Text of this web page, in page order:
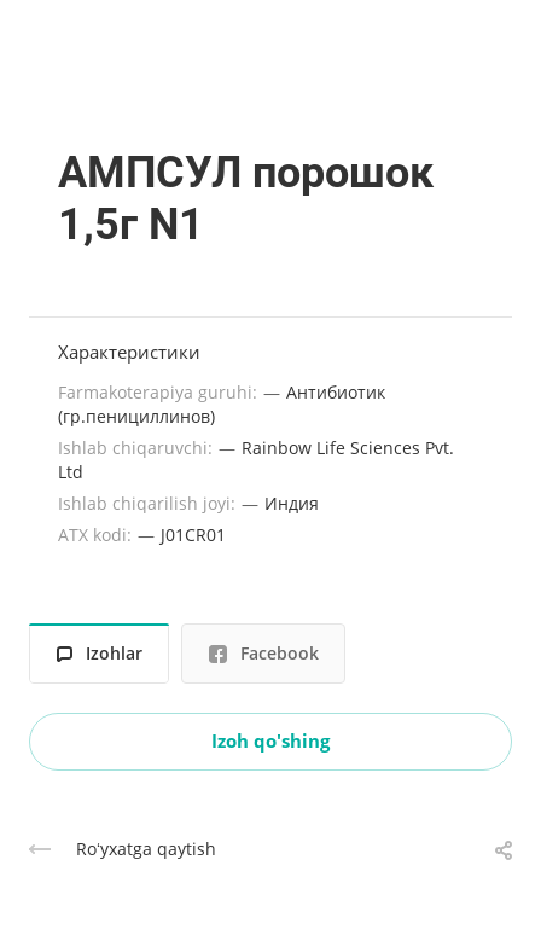
АМПСУЛ порошок
1,5г N1
Характеристики
Farmakoterapiya guruhi: — Антибиотик
(гр.пенициллинов)
Ishlab chiqaruvchi: — Rainbow Life Sciences Pvt.
Ltd
Ishlab chiqarilish joyi: — Индия
ATX kodi: — J01CR01
Izohlar Facebook
Izoh qo'shing
Roʻyxatga qaytish